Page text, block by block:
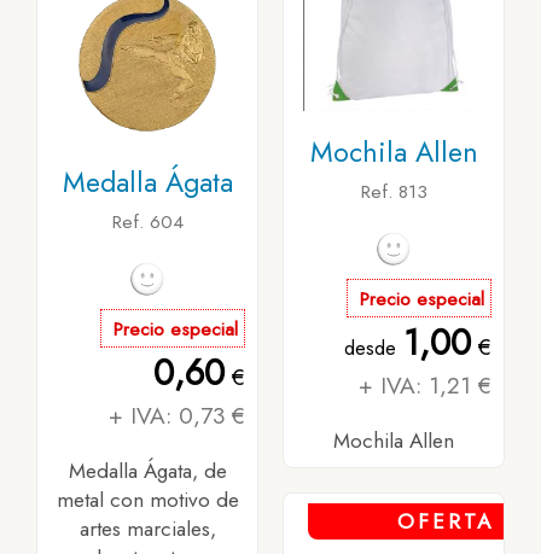
Medalla Ágata
Ref. 604
Precio especial
0,60€
+ IVA: 0,73 €
Medalla Ágata, de
metal con motivo de
artes marciales,
Mochila Allen
Ref. 813
Precio especial
desde 1,00€
+ IVA: 1,21 €
Mochila Allen
OFERTA